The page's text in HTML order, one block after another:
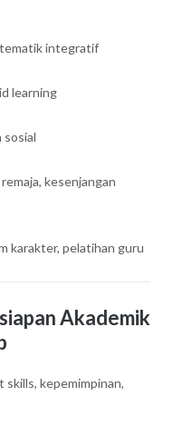
integratif
learning
sosial
kesenjangan
karakter, pelatihan guru
Akademik
skills, kepemimpinan,